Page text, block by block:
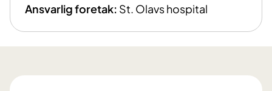
Ansvarlig foretak: St. Olavs hospital